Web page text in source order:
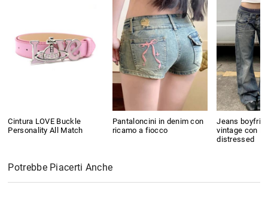
Cintura LOVE Buckle
Personality All Match
Pantaloncini in denim con
ricamo a fiocco
Jeans
vintage con
distressed
Potrebbe Piacerti Anche